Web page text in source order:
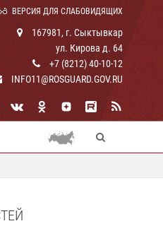
ВЕРСИЯ ДЛЯ СЛАБОВИДЯЩИХ
167981, г. Сыктывкар
ул. Кирова д. 64
+7 (8212) 40-10-12
INFO11@ROSGUARD.GOV.RU